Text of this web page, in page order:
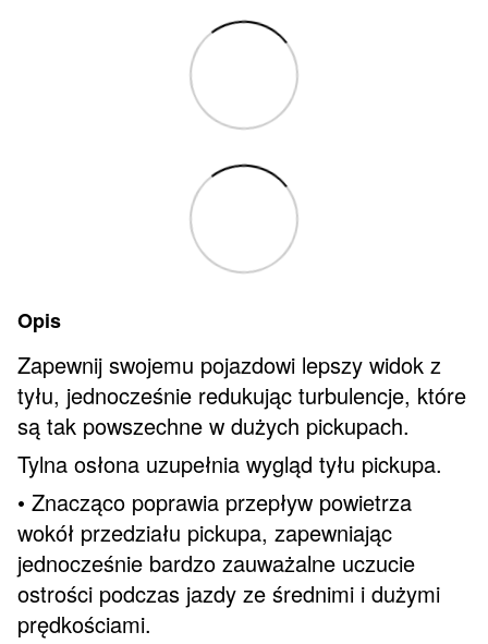
Opis
Zapewnij swojemu pojazdowi lepszy widok z
tyłu, jednocześnie redukując turbulencje, które
są tak powszechne w dużych pickupach.
Tylna osłona uzupełnia wygląd tyłu pickupa.
• Znacząco poprawia przepływ powietrza
wokół przedziału pickupa, zapewniając
jednocześnie bardzo zauważalne uczucie
ostrości podczas jazdy ze średnimi i dużymi
prędkościami.